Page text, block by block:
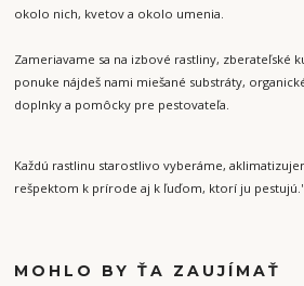
okolo nich, kvetov a okolo umenia.
Zameriavame sa na izbové rastliny, zberateľské
ponuke nájdeš nami miešané substráty,
doplnky a pomôcky pre pestovateľa.
Každú rastlinu starostlivo vyberáme,
rešpektom k prírode aj k ľuďom, ktorí ju pestujú."
MOHLO BY ŤA ZAUJÍMAŤ